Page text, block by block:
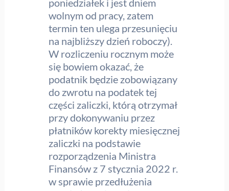
wolnym od pracy, zatem
termin ten ulega przesunięciu
na najbliższy dzień roboczy).
W rozliczeniu rocznym może
się bowiem okazać, że
podatnik będzie zobowiązany
do zwrotu na podatek tej
części zaliczki, którą otrzymał
przy dokonywaniu przez
płatników korekty miesięcznej
zaliczki na podstawie
rozporządzenia Ministra
Finansów z 7 stycznia 2022 r.
w sprawie przedłużenia